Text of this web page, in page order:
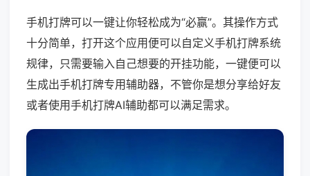
手机打牌可以一键让你轻松成为“必赢”。其操作方式
十分简单，打开这个应用便可以自定义手机打牌系统
规律，只需要输入自己想要的开挂功能，一键便可以
生成出手机打牌专用辅助器，不管你是想分享给好友
或者使用手机打牌AI辅助都可以满足需求。